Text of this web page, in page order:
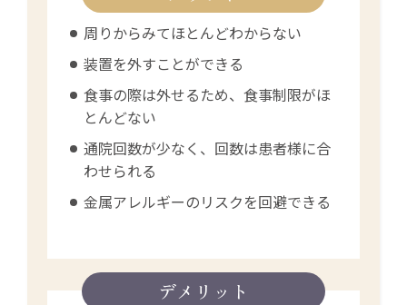
周りからみてほとんどわからない
装置を外すことができる
食事の際は外せるため、食事制限がほ
とんどない
通院回数が少なく、回数は患者様に合
わせられる
金属アレルギーのリスクを回避できる
デメリット